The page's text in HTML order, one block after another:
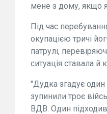
мене з дому, якщо
Під час
окупацією тричі
патрулі,
ситуація ставала й
"Дудка згадує
зупинили троє
ВДВ. Один